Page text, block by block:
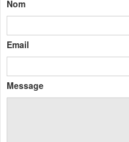
Nom
Email
Message